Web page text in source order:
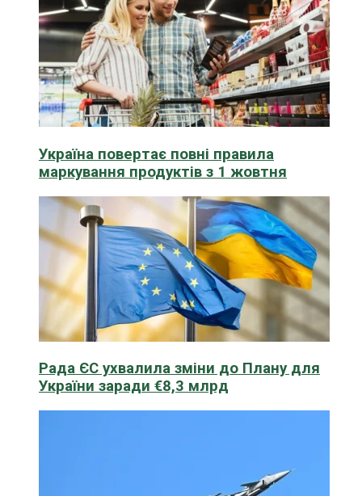
Україна повертає повні правила
маркування продуктів з 1 жовтня
Рада ЄС ухвалила зміни до Плану для
України заради €8,3 млрд